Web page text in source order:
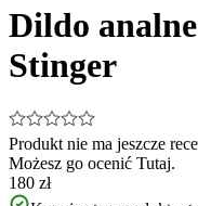
of
10
Dildo
Stinger
Produkt nie ma jeszcze
Możesz go ocenić Tutaj.
180 zł